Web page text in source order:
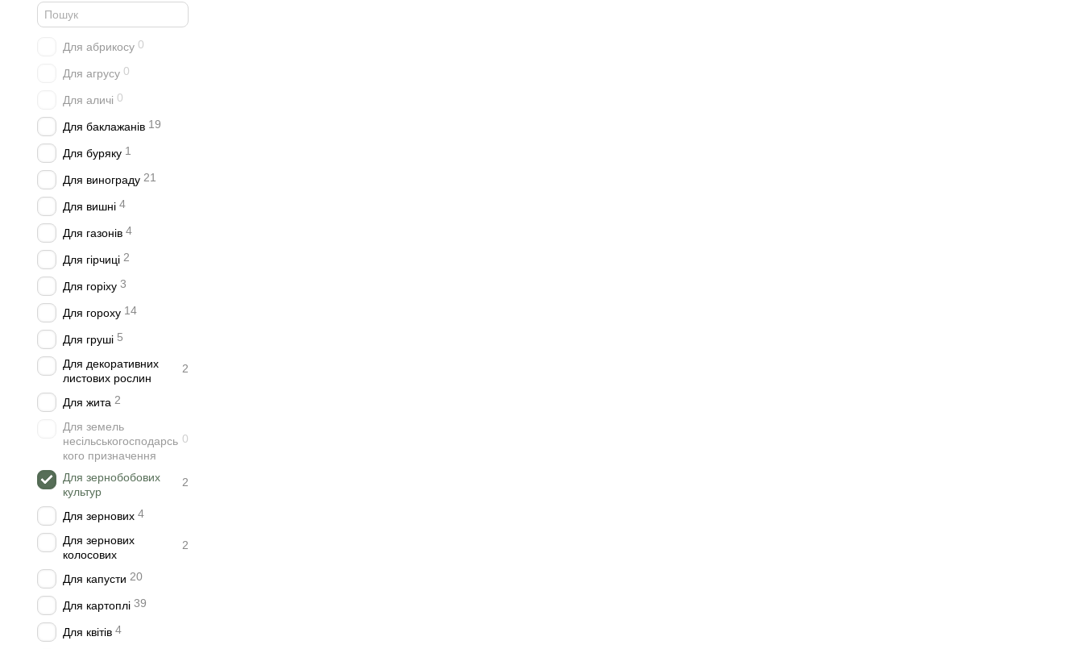
Для абрикосу 0
Для агрусу 0
Для аличі 0
Для баклажанів 19
Для буряку 1
Для винограду 21
Для вишні 4
Для газонів 4
Для гірчиці 2
Для горіху 3
Для гороху 14
Для груші 5
Для декоративних
листових рослин
2
Для жита 2
Для земель
несільськогосподарсь
кого призначення
0
Для зернобобових
культур
2
Для зернових 4
Для зернових
колосових
2
Для капусти 20
Для картоплі 39
Для квітів 4